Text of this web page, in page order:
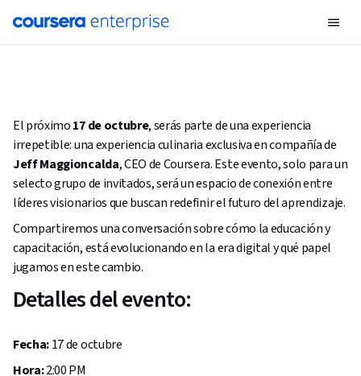
El próximo17 de octubre, serás parte de una experiencia
irrepetible: una experiencia culinaria exclusiva en compañía de
Jeff Maggioncalda, CEO de Coursera. Este evento, solo para un
selecto grupo de invitados, será un espacio de conexión entre
líderes visionarios que buscan redefinir el futuro del aprendizaje.
Compartiremos una conversación sobre cómo la educación y
capacitación, está evolucionando en la era digital y qué papel
jugamos en este cambio.
Detalles del evento:
Fecha:17 de octubre
Hora:2:00 PM